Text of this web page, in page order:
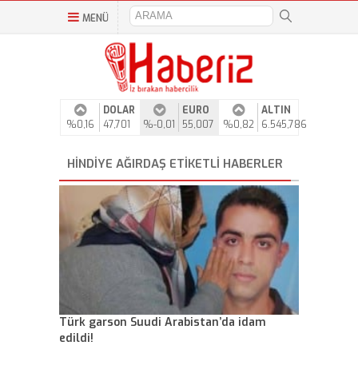
MENÜ
%0,16
DOLAR
47,701
%-0,01
EURO
55,007
%0,82
ALTIN
6.545,786
HINDIYE AĞIRDAŞ ETIKETLI HABERLER
Türk garson Suudi Arabistan’da idam
edildi!